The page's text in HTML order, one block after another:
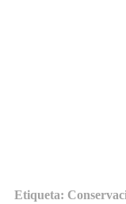
Etiqueta: